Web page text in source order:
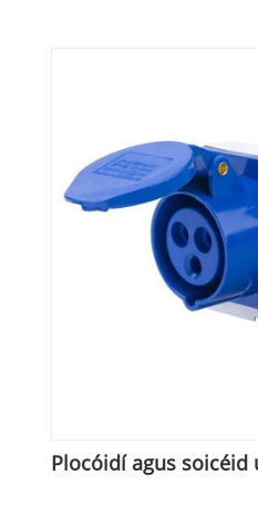
Plocóidí agus soicéid